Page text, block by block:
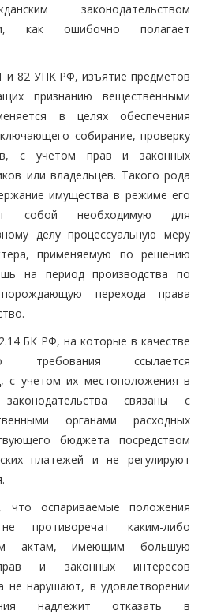
законодательством
как ошибочно полагает
и 82 УПК РФ, изъятие предметов
признанию вещественными
в целях обеспечения
собирание, проверку
с учетом прав и законных
или владельцев. Такого рода
имущества в режиме его
собой необходимую для
делу процессуальную меру
применяемую по решению
на период производства по
перехода права
БК РФ, на которые в качестве
требования ссылается
с учетом их местоположения в
связаны с
органами расходных
бюджета посредством
платежей и не регулируют
что оспариваемые положения
противоречат каким-либо
актам, имеющим большую
и законных интересов
не нарушают, в удовлетворении
надлежит отказать в